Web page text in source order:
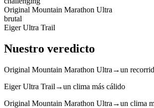
Original Mountain Marathon Ultra
brutal
Eiger Ultra Trail
Nuestro veredicto
Original Mountain Marathon Ultra →un
Eiger Ultra Trail →un clima más cálido
Original Mountain Marathon Ultra →un clima